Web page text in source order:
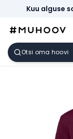
Kuu alguse